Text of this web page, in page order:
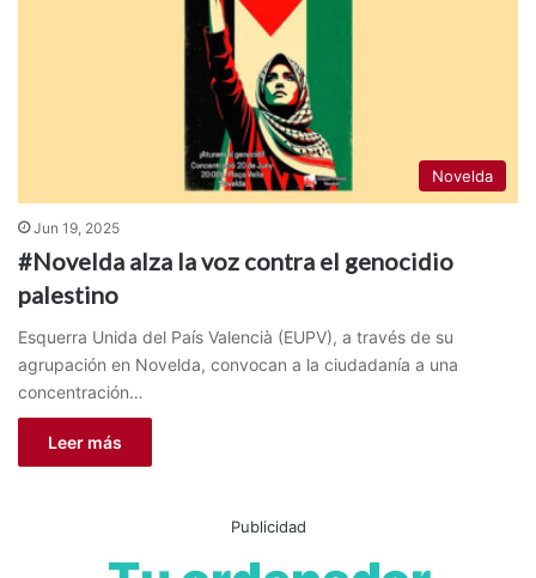
Novelda
Jun 19, 2025
#Novelda alza la voz contra el genocidio
palestino
Esquerra Unida del País Valencià (EUPV), a través de su
agrupación en Novelda, convocan a la ciudadanía a una
concentración…
Leer más
Publicidad